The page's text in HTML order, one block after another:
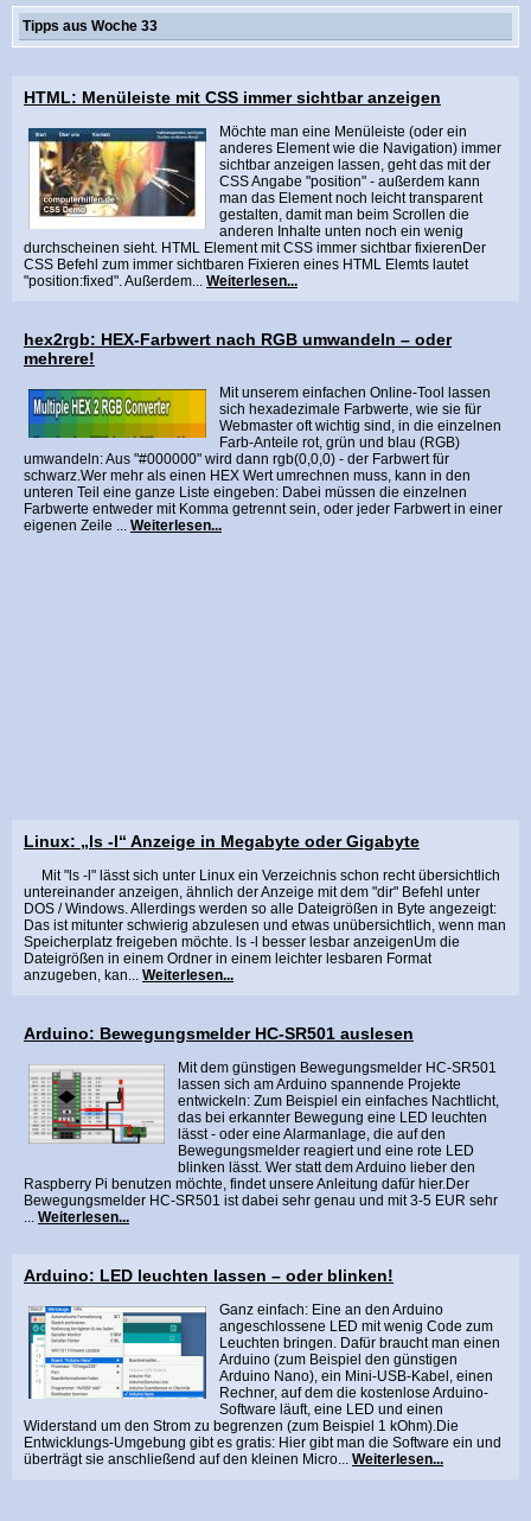
Tipps aus Woche 33
HTML: Menüleiste mit CSS immer sichtbar anzeigen
Möchte man eine Menüleiste (oder ein
anderes Element wie die Navigation) immer
sichtbar anzeigen lassen, geht das mit der
CSS Angabe "position" - außerdem kann
man das Element noch leicht transparent
gestalten, damit man beim Scrollen die
anderen Inhalte unten noch ein wenig
durchscheinen sieht. HTML Element mit CSS immer sichtbar fixierenDer
CSS Befehl zum immer sichtbaren Fixieren eines HTML Elemts lautet
"position:fixed". Außerdem... Weiterlesen...
hex2rgb: HEX-Farbwert nach RGB umwandeln – oder
mehrere!
Mit unserem einfachen Online-Tool lassen
sich hexadezimale Farbwerte, wie sie für
Webmaster oft wichtig sind, in die einzelnen
Farb-Anteile rot, grün und blau (RGB)
umwandeln: Aus "#000000" wird dann rgb(0,0,0) - der Farbwert für
schwarz.Wer mehr als einen HEX Wert umrechnen muss, kann in den
unteren Teil eine ganze Liste eingeben: Dabei müssen die einzelnen
Farbwerte entweder mit Komma getrennt sein, oder jeder Farbwert in einer
eigenen Zeile ... Weiterlesen...
Linux: „ls -l“ Anzeige in Megabyte oder Gigabyte
Mit "ls -l" lässt sich unter Linux ein Verzeichnis schon recht übersichtlich
untereinander anzeigen, ähnlich der Anzeige mit dem "dir" Befehl unter
DOS / Windows. Allerdings werden so alle Dateigrößen in Byte angezeigt:
Das ist mitunter schwierig abzulesen und etwas unübersichtlich, wenn man
Speicherplatz freigeben möchte. ls -l besser lesbar anzeigenUm die
Dateigrößen in einem Ordner in einem leichter lesbaren Format
anzugeben, kan... Weiterlesen...
Arduino: Bewegungsmelder HC-SR501 auslesen
Mit dem günstigen Bewegungsmelder HC-SR501
lassen sich am Arduino spannende Projekte
entwickeln: Zum Beispiel ein einfaches Nachtlicht,
das bei erkannter Bewegung eine LED leuchten
lässt - oder eine Alarmanlage, die auf den
Bewegungsmelder reagiert und eine rote LED
blinken lässt. Wer statt dem Arduino lieber den
Raspberry Pi benutzen möchte, findet unsere Anleitung dafür hier.Der
Bewegungsmelder HC-SR501 ist dabei sehr genau und mit 3-5 EUR sehr
... Weiterlesen...
Arduino: LED leuchten lassen – oder blinken!
Ganz einfach: Eine an den Arduino
angeschlossene LED mit wenig Code zum
Leuchten bringen. Dafür braucht man einen
Arduino (zum Beispiel den günstigen
Arduino Nano), ein Mini-USB-Kabel, einen
Rechner, auf dem die kostenlose Arduino-
Software läuft, eine LED und einen
Widerstand um den Strom zu begrenzen (zum Beispiel 1 kOhm).Die
Entwicklungs-Umgebung gibt es gratis: Hier gibt man die Software ein und
überträgt sie anschließend auf den kleinen Micro... Weiterlesen...